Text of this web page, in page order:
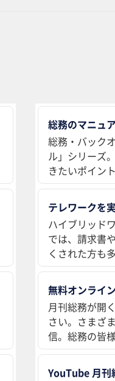
総務のマニュ
総務・バック
ル」シリーズ
きたいポイン
テレワークを
ハイブリッド
では、請求書
くされた方も
無料オンライ
月刊総務が開
さい。さまざ
信。総務の皆
YouTube 月刊